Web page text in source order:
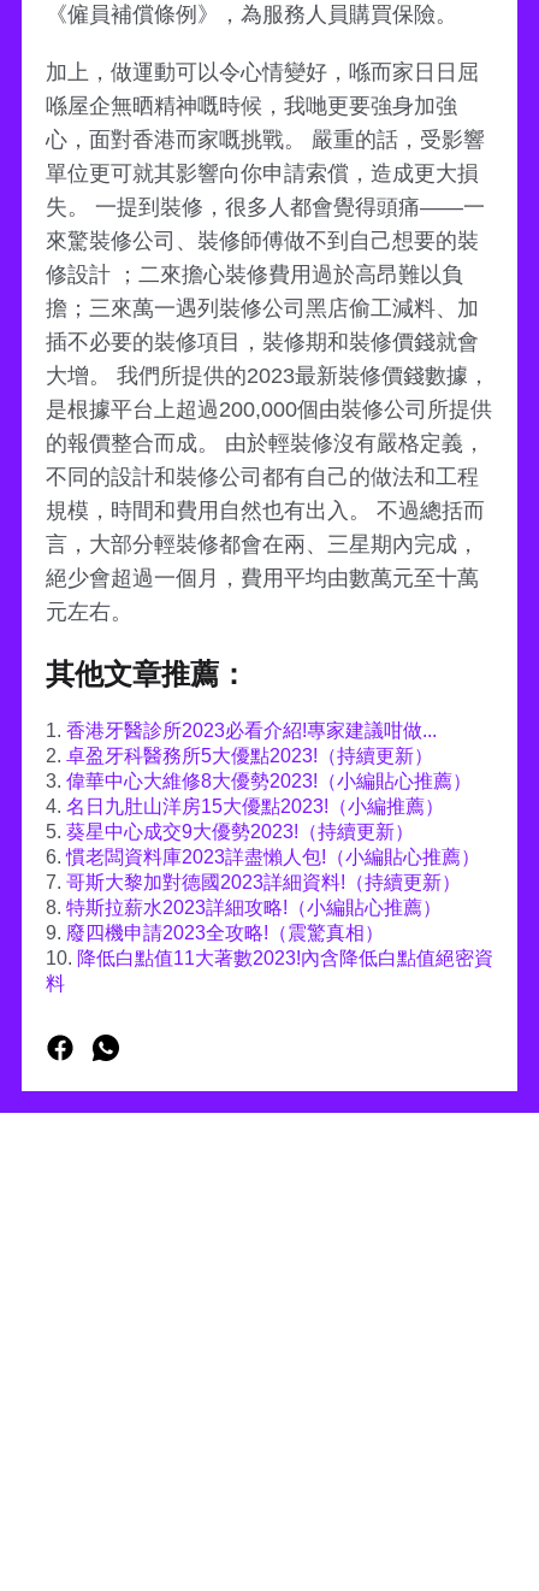
《僱員補償條例》，為服務人員購買保險。
加上，做運動可以令心情變好，喺而家日日屈
喺屋企無晒精神嘅時候，我哋更要強身加強
心，面對香港而家嘅挑戰。 嚴重的話，受影響
單位更可就其影響向你申請索償，造成更大損
失。 一提到裝修，很多人都會覺得頭痛——一
來驚裝修公司、裝修師傅做不到自己想要的裝
修設計 ；二來擔心裝修費用過於高昂難以負
擔；三來萬一遇列裝修公司黑店偷工減料、加
插不必要的裝修項目，裝修期和裝修價錢就會
大增。 我們所提供的2023最新裝修價錢數據，
是根據平台上超過200,000個由裝修公司所提供
的報價整合而成。 由於輕裝修沒有嚴格定義，
不同的設計和裝修公司都有自己的做法和工程
規模，時間和費用自然也有出入。 不過總括而
言，大部分輕裝修都會在兩、三星期內完成，
絕少會超過一個月，費用平均由數萬元至十萬
元左右。
其他文章推薦：
1. 香港牙醫診所2023必看介紹!專家建議咁做...
2. 卓盈牙科醫務所5大優點2023!（持續更新）
3. 偉華中心大維修8大優勢2023!（小編貼心推薦）
4. 名日九肚山洋房15大優點2023!（小編推薦）
5. 葵星中心成交9大優勢2023!（持續更新）
6.慣老闆資料庫2023詳盡懶人包!（小編貼心推薦）
7. 哥斯大黎加對德國2023詳細資料!（持續更新）
8. 特斯拉薪水2023詳細攻略!（小編貼心推薦）
9. 廢四機申請2023全攻略!（震驚真相）
10. 降低白點值11大著數2023!內含降低白點值絕密資
料